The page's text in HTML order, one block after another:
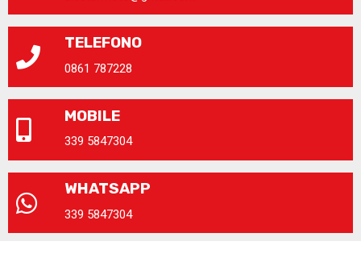
TELEFONO
0861 787228
MOBILE
339 5847304
WHATSAPP
339 5847304